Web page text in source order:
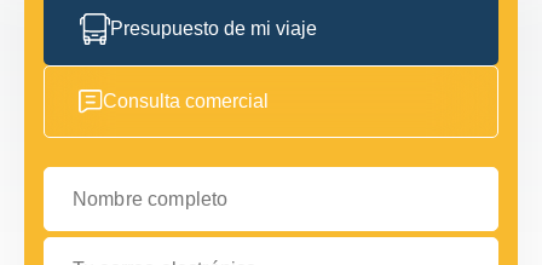
Presupuesto de mi viaje
Consulta comercial
Nombre completo
Tu correo electrónico